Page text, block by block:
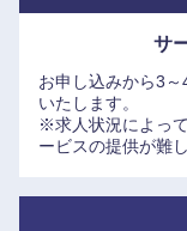
サ
お申し込みから3
いたします。
※求人状況によっ
ービスの提供が難